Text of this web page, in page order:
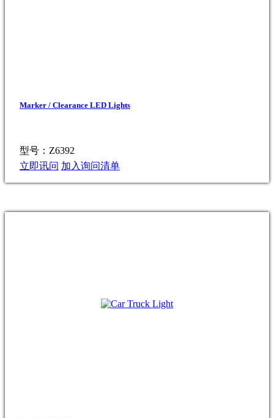
Marker / Clearance LED Lights
型号：Z6392
立即讯问 加入询问清单